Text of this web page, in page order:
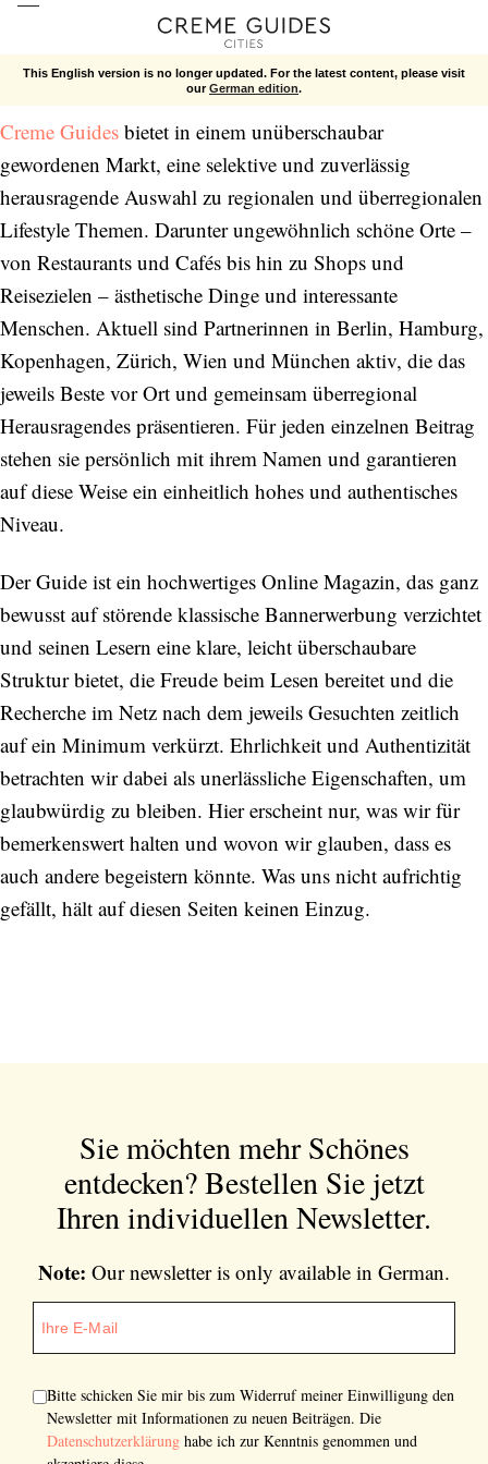
This English version is no longer updated. For the latest content, please visit
ourGerman edition.
Mission Statement Creme Guides
Creme Guides bietet in einem unüberschaubar
gewordenen Markt, eine selektive und zuverlässig
herausragende Auswahl zu regionalen und überregionalen
Lifestyle Themen. Darunter ungewöhnlich schöne Orte –
von Restaurants und Cafés bis hin zu Shops und
Reisezielen – ästhetische Dinge und interessante
Menschen. Aktuell sind Partnerinnen in Berlin, Hamburg,
Kopenhagen, Zürich, Wien und München aktiv, die das
jeweils Beste vor Ort und gemeinsam überregional
Herausragendes präsentieren. Für jeden einzelnen Beitrag
stehen sie persönlich mit ihrem Namen und garantieren
auf diese Weise ein einheitlich hohes und authentisches
Niveau.
Der Guide ist ein hochwertiges Online Magazin, das ganz
bewusst auf störende klassische Bannerwerbung verzichtet
und seinen Lesern eine klare, leicht überschaubare
Struktur bietet, die Freude beim Lesen bereitet und die
Recherche im Netz nach dem jeweils Gesuchten zeitlich
auf ein Minimum verkürzt. Ehrlichkeit und Authentizität
betrachten wir dabei als unerlässliche Eigenschaften, um
glaubwürdig zu bleiben. Hier erscheint nur, was wir für
bemerkenswert halten und wovon wir glauben, dass es
auch andere begeistern könnte. Was uns nicht aufrichtig
gefällt, hält auf diesen Seiten keinen Einzug.
Sie möchten mehr Schönes
entdecken?Bestellen Sie jetzt
Ihren individuellen Newsletter.
Note: Our newsletter is only available in German.
Bitte schicken Sie mir bis zum Widerruf meiner Einwilligung den
Newsletter mit Informationen zu neuen Beiträgen. Die
Datenschutzerklärung habe ich zur Kenntnis genommen und
Newsletter
Note:Our newsletter is only available in
German.